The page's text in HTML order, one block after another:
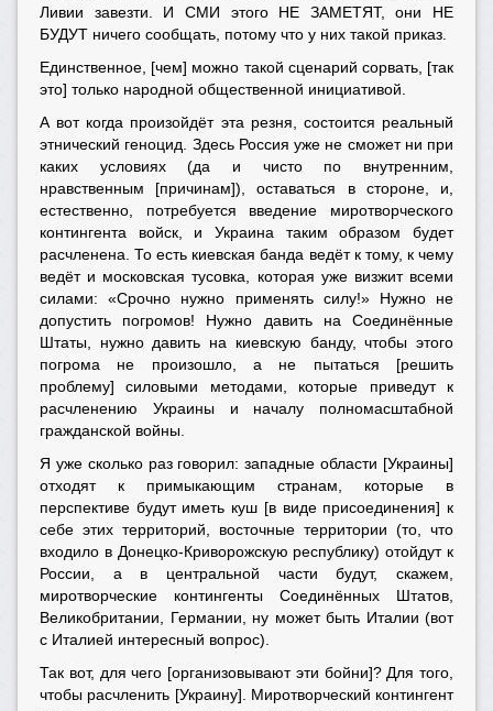
Ливии завезти. И СМИ этого НЕ ЗАМЕТЯТ, они НЕ
БУДУТ ничего сообщать, потому что у них такой приказ.
Единственное, [чем] можно такой сценарий сорвать, [так
это] только народной общественной инициативой.
А вот когда произойдёт эта резня, состоится реальный
этнический геноцид. Здесь Россия уже не сможет ни при
каких условиях (да и чисто по внутренним,
нравственным [причинам]), оставаться в стороне, и,
естественно, потребуется введение миротворческого
контингента войск, и Украина таким образом будет
расчленена. То есть киевская банда ведёт к тому, к чему
ведёт и московская тусовка, которая уже визжит всеми
силами: «Срочно нужно применять силу!» Нужно не
допустить погромов! Нужно давить на Соединённые
Штаты, нужно давить на киевскую банду, чтобы этого
погрома не произошло, а не пытаться [решить
проблему] силовыми методами, которые приведут к
расчленению Украины и началу полномасштабной
гражданской войны.
Я уже сколько раз говорил: западные области [Украины]
отходят к примыкающим странам, которые в
перспективе будут иметь куш [в виде присоединения] к
себе этих территорий, восточные территории (то, что
входило в Донецко-Криворожскую республику) отойдут к
России, а в центральной части будут, скажем,
миротворческие контингенты Соединённых Штатов,
Великобритании, Германии, ну может быть Италии (вот
с Италией интересный вопрос).
Так вот, для чего [организовывают эти бойни]? Для того,
чтобы расчленить [Украину]. Миротворческий контингент